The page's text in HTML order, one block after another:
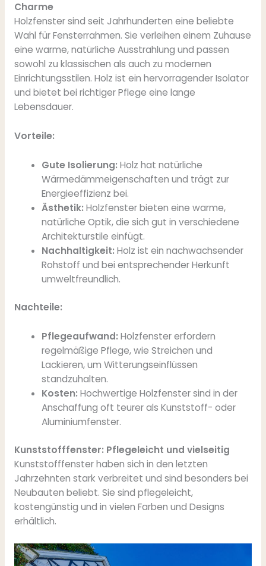
Charme
Holzfenster sind seit Jahrhunderten eine beliebte
Wahl für Fensterrahmen. Sie verleihen einem Zuhause
eine warme, natürliche Ausstrahlung und passen
sowohl zu klassischen als auch zu modernen
Einrichtungsstilen. Holz ist ein hervorragender Isolator
und bietet bei richtiger Pflege eine lange
Lebensdauer.
Vorteile:
Gute Isolierung: Holz hat natürliche
Wärmedämmeigenschaften und trägt zur
Energieeffizienz bei.
Ästhetik: Holzfenster bieten eine warme,
natürliche Optik, die sich gut in verschiedene
Architekturstile einfügt.
Nachhaltigkeit: Holz ist ein nachwachsender
Rohstoff und bei entsprechender Herkunft
umweltfreundlich.
Nachteile:
Pflegeaufwand: Holzfenster erfordern
regelmäßige Pflege, wie Streichen und
Lackieren, um Witterungseinflüssen
standzuhalten.
Kosten: Hochwertige Holzfenster sind in der
Anschaffung oft teurer als Kunststoff- oder
Aluminiumfenster.
Kunststofffenster: Pflegeleicht und vielseitig
Kunststofffenster haben sich in den letzten
Jahrzehnten stark verbreitet und sind besonders bei
Neubauten beliebt. Sie sind pflegeleicht,
kostengünstig und in vielen Farben und Designs
erhältlich.